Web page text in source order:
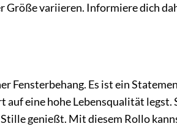
Größe variieren. Informiere dich
Fensterbehang. Es ist ein
eine hohe Lebensqualität legst.
genießt. Mit diesem Rollo